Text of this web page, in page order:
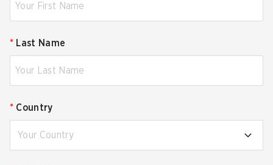
* Last Name
* Country
Your Country